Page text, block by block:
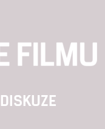
DISKUZE